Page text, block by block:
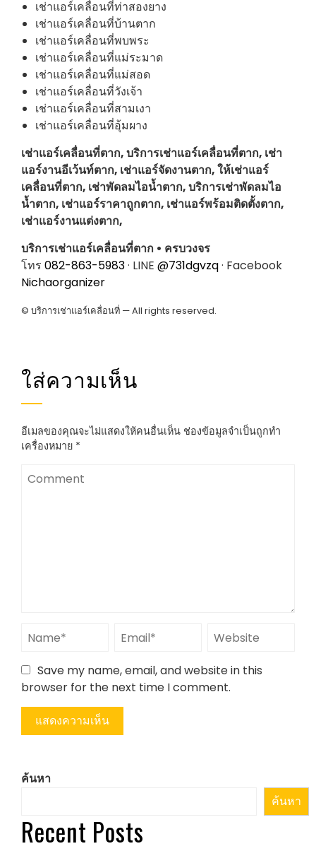
เช่าแอร์เคลื่อนที่ท่าสองยาง
เช่าแอร์เคลื่อนที่บ้านตาก
เช่าแอร์เคลื่อนที่พบพระ
เช่าแอร์เคลื่อนที่แม่ระมาด
เช่าแอร์เคลื่อนที่แม่สอด
เช่าแอร์เคลื่อนที่วังเจ้า
เช่าแอร์เคลื่อนที่สามเงา
เช่าแอร์เคลื่อนที่อุ้มผาง
เช่าแอร์เคลื่อนที่ตาก, บริการเช่าแอร์เคลื่อนที่ตาก, เช่า
แอร์งานอีเว้นท์ตาก, เช่าแอร์จัดงานตาก, ให้เช่าแอร์
เคลื่อนที่ตาก, เช่าพัดลมไอน้ำตาก, บริการเช่าพัดลมไอ
น้ำตาก, เช่าแอร์ราคาถูกตาก, เช่าแอร์พร้อมติดตั้งตาก,
เช่าแอร์งานแต่งตาก,
บริการเช่าแอร์เคลื่อนที่ตาก • ครบวงจร
โทร 082-863-5983· LINE @731dgvzq· Facebook
Nichaorganizer
© บริการเช่าแอร์เคลื่อนที่ — All rights reserved.
ใส่ความเห็น
อีเมลของคุณจะไม่แสดงให้คนอื่นเห็น ช่องข้อมูลจำเป็นถูกทำ
เครื่องหมาย *
Save my name, email, and website in this
browser for the next time I comment.
ค้นหา
ค้นหา
Recent Posts